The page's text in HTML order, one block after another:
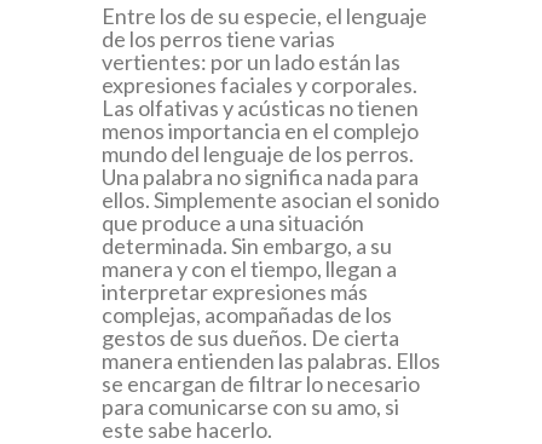
Entre los de su especie, el lenguaje
de los perros tiene varias
vertientes: por un lado están las
expresiones faciales y corporales.
Las olfativas y acústicas no tienen
menos importancia en el complejo
mundo del lenguaje de los perros.
Una palabra no significa nada para
ellos. Simplemente asocian el sonido
que produce a una situación
determinada. Sin embargo, a su
manera y con el tiempo, llegan a
interpretar expresiones más
complejas, acompañadas de los
gestos de sus dueños. De cierta
manera entienden las palabras. Ellos
se encargan de filtrar lo necesario
para comunicarse con su amo, si
este sabe hacerlo.